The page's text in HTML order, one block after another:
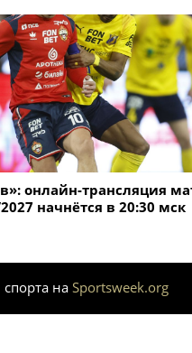
онлайн-трансляция
начнётся в 20:30 мск
наSportsweek.org